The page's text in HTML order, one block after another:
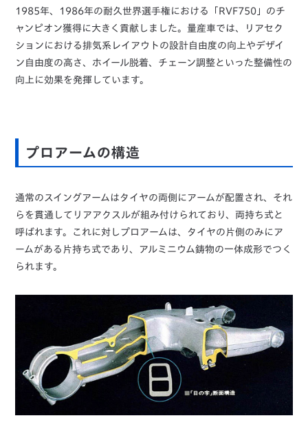
1985年、1986年の耐久世界選手権における「RVF750」のチ
ャンピオン獲得に大きく貢献しました。量産車では、リアセク
ションにおける排気系レイアウトの設計自由度の向上やデザイ
ン自由度の高さ、ホイール脱着、チェーン調整といった整備性の
向上に効果を発揮しています。
プロアームの構造
通常のスイングアームはタイヤの両側にアームが配置され、それ
らを貫通してリアアクスルが組み付けられており、両持ち式と
呼ばれます。これに対しプロアームは、タイヤの片側のみにア
ームがある片持ち式であり、アルミニウム鋳物の一体成形でつく
られます。